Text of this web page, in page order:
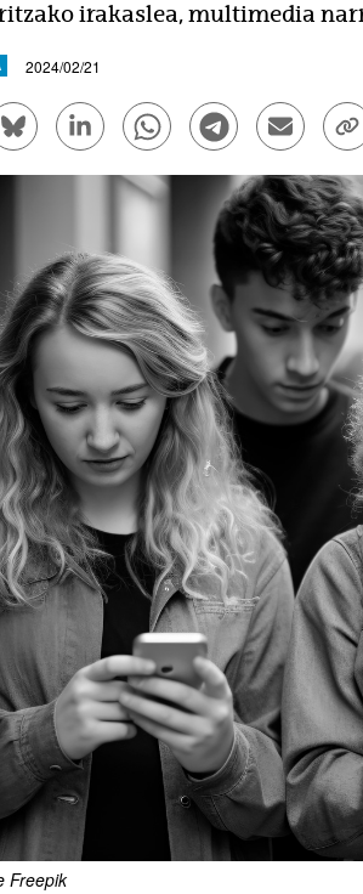
irakaslea, multimedia
2024/02/21
bidez partekatu - (Beste leiho
Bluesky bidez partekatu - (Beste
Linkedin bidez partekatu -
Whatsapp bidez
TelegramBidali
Freepik